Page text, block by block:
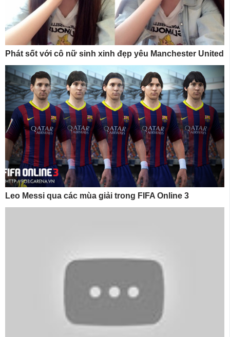
Phát sốt với cô nữ sinh xinh đẹp yêu Manchester United
Leo Messi qua các mùa giải trong FIFA Online 3